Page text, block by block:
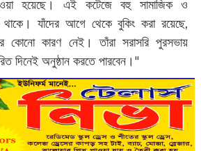
হয়েছে। এই কটেজে বহু সামাজিক ও
থাকে। যাঁদের আগে থেকে বুকিং করা রয়েছে,
কোনো কারণ নেই। তাঁরা সরাসরি পুরসভায়
দিনেই অনুষ্ঠান করতে পারবেন।"